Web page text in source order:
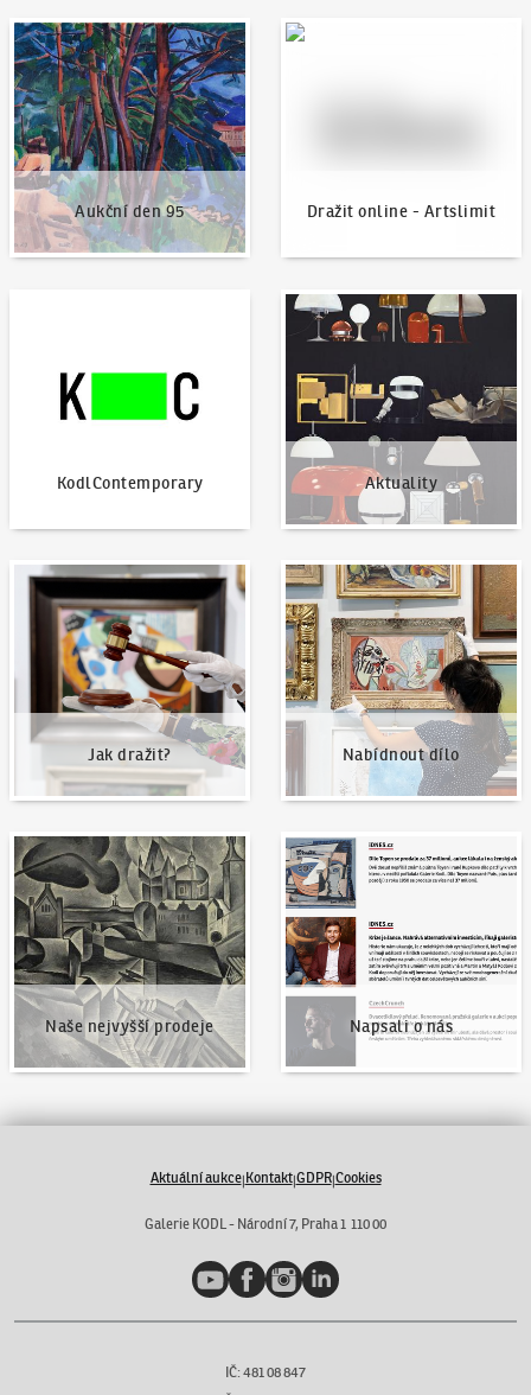
Aukční den 95
Aukční den 95
Dražit online - Artslimit
Dražit online - Artslimit
KodlContemporary Aktuality
Aktuality
Jak dražit?
Jak dražit?
Nabídnout dílo
Nabídnout dílo
Naše nejvyšší prodeje
Naše nejvyšší prodeje
Napsali o nás
Napsali o nás
Aktuální aukce|Kontakt|GDPR|Cookies
Galerie KODL - Národní 7, Praha 1 110 00
YouTubeFacebookInstagramLinkedIn
IČ: 481 08 847